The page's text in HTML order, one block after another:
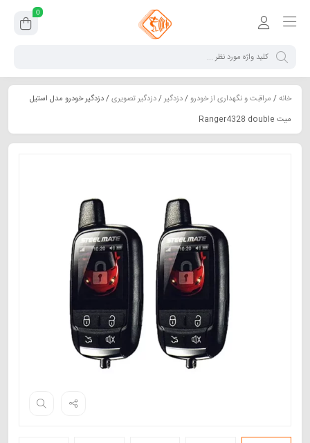
0
خانه/ مراقبت و نگهداری از خودرو/دزدگیر/دزدگیر تصویری/ دزدگیر خودرو مدل استیل
میت Ranger4328 double